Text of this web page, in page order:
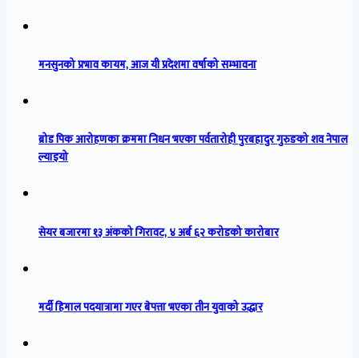
मनसुनको प्रभाव कायम, आज यी प्रदेशमा वर्षाको सम्भावना
ब्रोड पिक आरोहणका क्रममा निधन भएका पर्वतारोही पुरबहादुर गुरुङको शव नेपाल
ल्याइयो
सेयर बजारमा १३ अंकको गिरावट, ४ अर्ब ६२ करोडको कारोबार
मर्दी हिमाल पदयात्रामा गएर बेपत्ता भएका तीन युवाको उद्धार